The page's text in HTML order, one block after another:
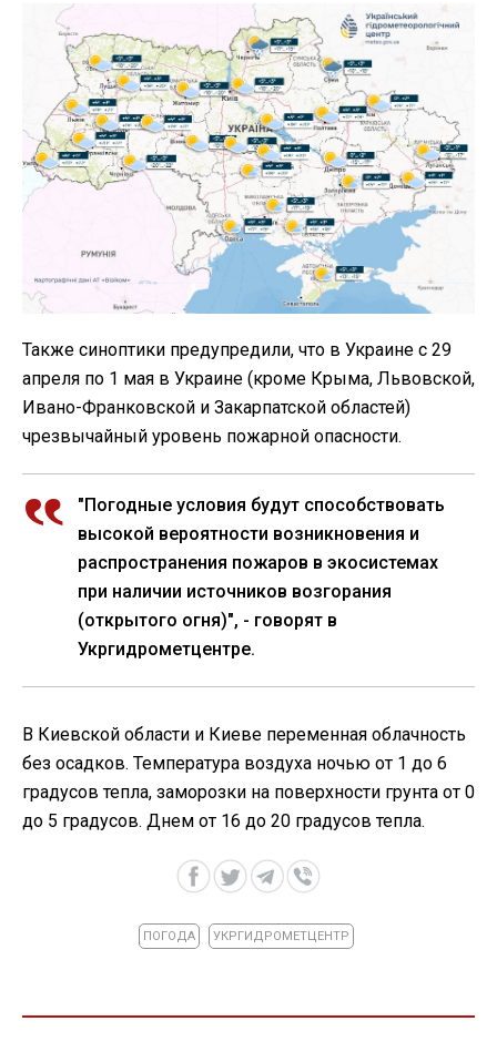
Также синоптики предупредили, что в Украине с 29
апреля по 1 мая в Украине (кроме Крыма, Львовской,
Ивано-Франковской и Закарпатской областей)
чрезвычайный уровень пожарной опасности.
"Погодные условия будут способствовать
высокой вероятности возникновения и
распространения пожаров в экосистемах
при наличии источников возгорания
(открытого огня)", - говорят в
Укргидрометцентре.
В Киевской области и Киеве переменная облачность
без осадков. Температура воздуха ночью от 1 до 6
градусов тепла, заморозки на поверхности грунта от 0
до 5 градусов. Днем от 16 до 20 градусов тепла.
ПОГОДА УКРГИДРОМЕТЦЕНТР